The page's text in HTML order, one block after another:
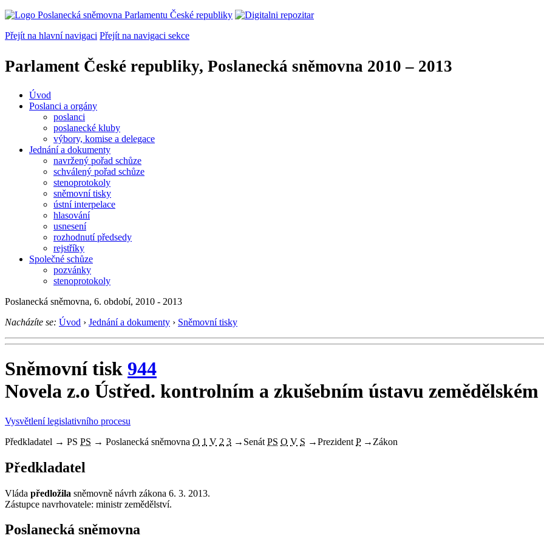
Přejít na hlavní navigaci Přejít na navigaci sekce
Parlament České republiky, Poslanecká sněmovna 2010 – 2013
Úvod
Poslanci a orgány
poslanci
poslanecké kluby
výbory, komise a delegace
Jednání a dokumenty
navržený pořad schůze
schválený pořad schůze
stenoprotokoly
sněmovní tisky
ústní interpelace
hlasování
usnesení
rozhodnutí předsedy
rejstříky
Společné schůze
pozvánky
stenoprotokoly
Poslanecká sněmovna, 6. období, 2010 - 2013
Nacházíte se: Úvod › Jednání a dokumenty › Sněmovní tisky
Sněmovní tisk 944
Novela z.o Ústřed. kontrolním a zkušebním ústavu
Vysvětlení legislativního procesu
Předkladatel → PS PS → Poslanecká sněmovna O 1 V 2 3 → Senát PS O V S →Prezident P → Zákon
Předkladatel
Vláda předložila sněmovně návrh zákona 6. 3. 2013.
Zástupce navrhovatele: ministr zemědělství.
Poslanecká sněmovna